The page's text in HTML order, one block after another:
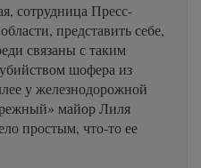
сотрудница Пресс-
представить себе,
связаны с таким
шофера из
у железнодорожной
майор Лиля
простым, что-то ее